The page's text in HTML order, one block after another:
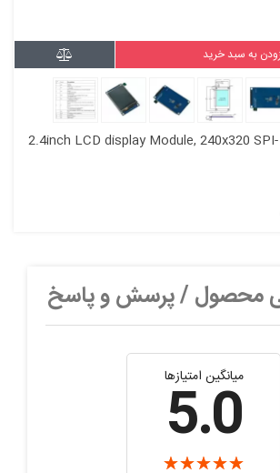
به سبد خرید
ماژول 2.4 اینچ با تاچ 2.4inch LCD display Module, 240x320 SPI-
محصول / پرسش و پاسخ
میانگین امتیازها
5.0